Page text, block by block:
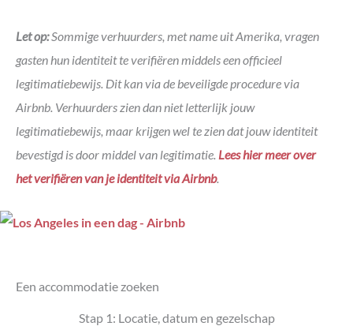
Let op:Sommige verhuurders, met name uit Amerika, vragen
gasten hun identiteit te verifiëren middels een officieel
legitimatiebewijs. Dit kan via de beveiligde procedure via
Airbnb. Verhuurders zien dan niet letterlijk jouw
legitimatiebewijs, maar krijgen wel te zien dat jouw identiteit
bevestigd is door middel van legitimatie. Lees hier meer over
het verifiëren van je identiteit via Airbnb.
Een accommodatie zoeken
Stap 1: Locatie, datum en gezelschap